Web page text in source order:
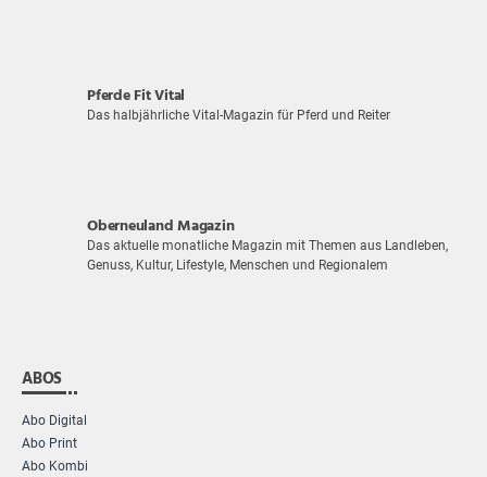
Pferde Fit Vital
Das halbjährliche Vital-Magazin für Pferd und Reiter
Oberneuland Magazin
Das aktuelle monatliche Magazin mit Themen aus Landleben,
Genuss, Kultur, Lifestyle, Menschen und Regionalem
ABOS
Abo Digital
Abo Print
Abo Kombi